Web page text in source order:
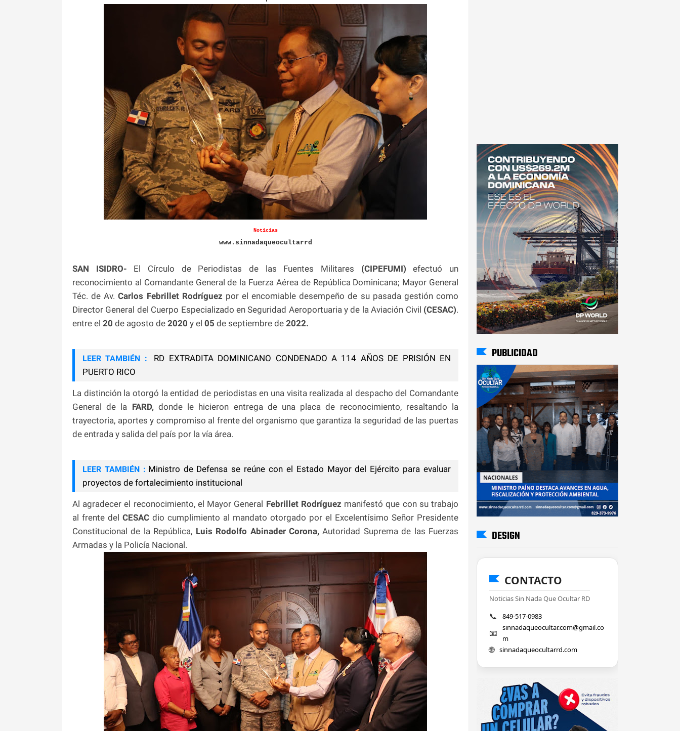
Noticias
www.sinnadaqueocultarrd
SAN ISIDRO- El Círculo de Periodistas de las Fuentes Militares (CIPEFUMI) efectuó un
reconocimiento al Comandante General de la Fuerza Aérea de República Dominicana; Mayor General
Téc. de Av.Carlos Febrillet Rodríguez por el encomiable desempeño de su pasada gestión como
Director General del Cuerpo Especializado en Seguridad Aeroportuaria y de la Aviación Civil (CESAC).
entre el 20 de agosto de 2020 y el 05 de septiembre de 2022.
LEER TAMBIÉN :
RD EXTRADITA DOMINICANO CONDENADO A 114 AÑOS DE PRISIÓN EN
PUERTO RICO
La distinción la otorgó la entidad de periodistas en una visita realizada al despacho del Comandante
General de la FARD,donde le hicieron entrega de una placa de reconocimiento, resaltando la
trayectoria, aportes y compromiso al frente del organismo que garantiza la seguridad de las puertas
de entrada y salida del país por la vía área.
LEER TAMBIÉN : Ministro de Defensa se reúne con el Estado Mayor del Ejército para evaluar
proyectos de fortalecimiento institucional
Al agradecer el reconocimiento, el Mayor General Febrillet Rodríguez manifestó que con su trabajo
al frente del CESAC dio cumplimiento al mandato otorgado por el Excelentísimo Señor Presidente
Constitucional de la República, Luis Rodolfo Abinader Corona,Autoridad Suprema de las Fuerzas
Armadas y la Policía Nacional.
PUBLICIDAD
DESIGN
CONTACTO
Noticias Sin Nada Que Ocultar RD
📞 849-517-0983
📧
sinnadaqueocultar.com@gmail.co
m
🌐 sinnadaqueocultarrd.com